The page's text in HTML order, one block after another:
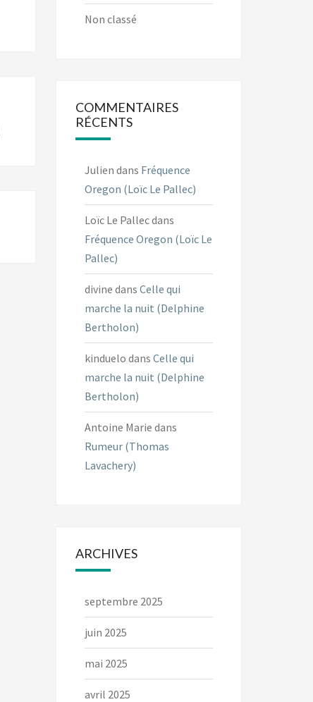
Non classé
COMMENTAIRES
RÉCENTS
Julien dans Fréquence
Oregon (Loïc Le Pallec)
Loïc Le Pallecdans
Fréquence Oregon (Loïc Le
Pallec)
divine dans Celle qui
marche la nuit (Delphine
Bertholon)
kinduelo dans Celle qui
marche la nuit (Delphine
Bertholon)
Antoine Marie dans
Rumeur (Thomas
Lavachery)
ARCHIVES
septembre 2025
juin 2025
mai 2025
avril 2025